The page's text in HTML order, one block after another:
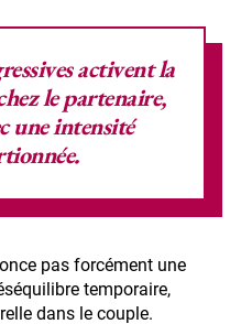
activent la
le partenaire,
une intensité
pas forcément une
temporaire,
dans le couple.